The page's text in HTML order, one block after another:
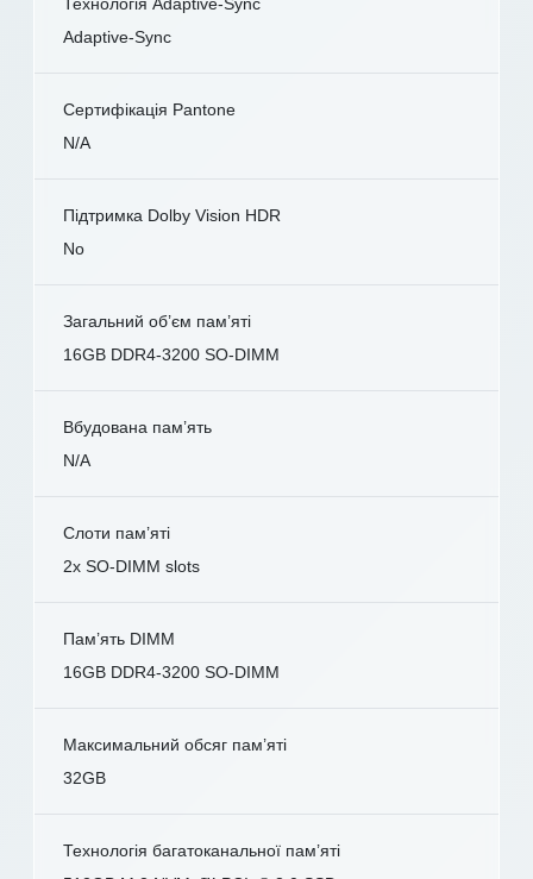
Технологія Adaptive-Sync
Adaptive-Sync
Сертифікація Pantone
N/A
Підтримка Dolby Vision HDR
No
Загальний об’єм пам’яті
16GB DDR4-3200 SO-DIMM
Вбудована пам’ять
N/A
Слоти пам’яті
2x SO-DIMM slots
Пам’ять DIMM
16GB DDR4-3200 SO-DIMM
Максимальний обсяг пам’яті
32GB
Технологія багатоканальної пам’яті